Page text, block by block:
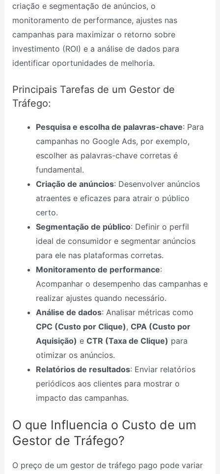
criação e segmentação de anúncios, o
monitoramento de performance, ajustes nas
campanhas para maximizar o retorno sobre
investimento (ROI) e a análise de dados para
identificar oportunidades de melhoria.
Principais Tarefas de um Gestor de
Tráfego:
Pesquisa e escolha de palavras-chave: Para
campanhas no Google Ads, por exemplo,
escolher as palavras-chave corretas é
fundamental.
Criação de anúncios: Desenvolver anúncios
atraentes e eficazes para atrair o público
certo.
Segmentação de público: Definir o perfil
ideal de consumidor e segmentar anúncios
para ele nas plataformas corretas.
Monitoramento de performance:
Acompanhar o desempenho das campanhas e
realizar ajustes quando necessário.
Análise de dados: Analisar métricas como
CPC (Custo por Clique), CPA (Custo por
Aquisição) e CTR (Taxa de Clique) para
otimizar os anúncios.
Relatórios de resultados: Enviar relatórios
periódicos aos clientes para mostrar o
impacto das campanhas.
O que Influencia o Custo de um
Gestor de Tráfego?
O preço de um gestor de tráfego pago pode variar